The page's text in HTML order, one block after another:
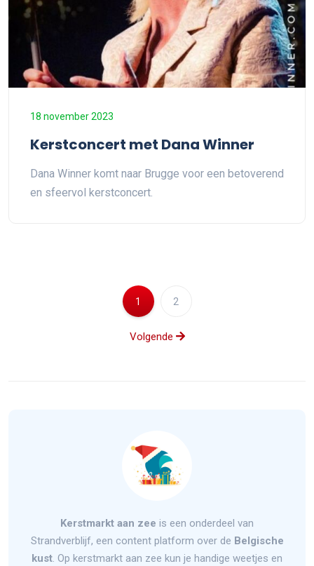
18 november 2023
Kerstconcert met Dana Winner
Dana Winner komt naar Brugge voor een betoverend
en sfeervol kerstconcert.
1 2
Volgende
Kerstmarkt aan zee is een onderdeel van
Strandverblijf, een content platform over de Belgische
kust. Op kerstmarkt aan zee kun je handige weetjes en